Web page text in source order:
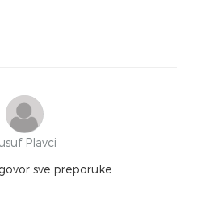
Plavci
sve preporuke